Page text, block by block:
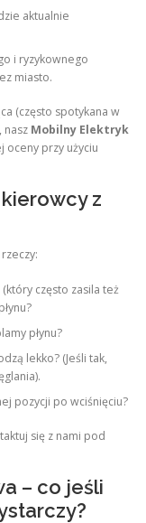
aktualnie
i ryzykownego
miasto.
(często spotykana w
nasz Mobilny Elektryk
oceny przy użyciu
z
często zasila też
płynu?
lekko? (Jeśli tak,
pozycji po wciśnięciu?
się z nami pod
– co jeśli